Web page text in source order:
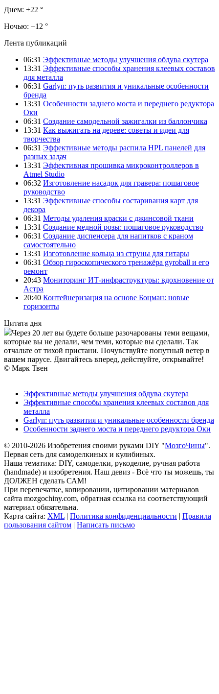
Днем: +22 °
Ночью: +12 °
Лента публикаций
06:31 Эффективные методы улучшения обдува скутера
13:31 Эффективные способы хранения клеевых составов
для металла
06:31 Garlyn: путь развития и уникальные особенности
бренда
13:31 Особенности заднего моста и переднего редуктора
Оки
06:31 Создание самодельной зажигалки из баллончика
13:31 Как выжигать на дереве: советы и идеи для
творчества
06:31 Эффективные методы распила HPL панелей для
разных задач
13:31 Эффективная прошивка микроконтроллеров в
Atmel Studio
06:32 Изготовление насадок для гравера: пошаговое
руководство
13:31 Эффективные способы состаривания карт для
декора
06:31 Методы удаления краски с джинсовой ткани
13:31 Создание медной розы: пошаговое руководство
06:31 Создание диспенсера для напитков с краном
самостоятельно
13:31 Изготовление кольца из струны для гитары
06:31 Обзор гироскопического тренажёра gyroball и его
ремонт
20:43 Мониторинг ИТ-инфраструктуры: вдохновение от
Астра
20:40 Контейнеризация на основе Боцман: новые
горизонты
Цитата дня
Через 20 лет вы будете больше разочарованы теми вещами,
которые вы не делали, чем теми, которые вы сделали. Так
отчальте от тихой пристани. Почувствуйте попутный ветер в
вашем парусе. Двигайтесь вперед, действуйте, открывайте!
© Марк Твен
Эффективные методы улучшения обдува скутера
Эффективные способы хранения клеевых составов для
металла
Garlyn: путь развития и уникальные особенности бренда
Особенности заднего моста и переднего редуктора Оки
© 2010-2026 Изобретения своими руками DIY "МозгоЧины".
Первая сеть для самоделкиных и кулибиных.
Наша тематика: DIY, самоделки, рукоделие, ручная работа
(handmade) и изобретения. Наш девиз - Всё что ты можешь, ты
ДОЛЖЕН сделать САМ!
При перепечатке, копировании, цитировании материалов
сайта mozgochiny.com, обратная ссылка на соответствующий
материал обязательна.
Карта сайта: XML | Политика конфиденциальности | Правила
пользования сайтом | Написать письмо